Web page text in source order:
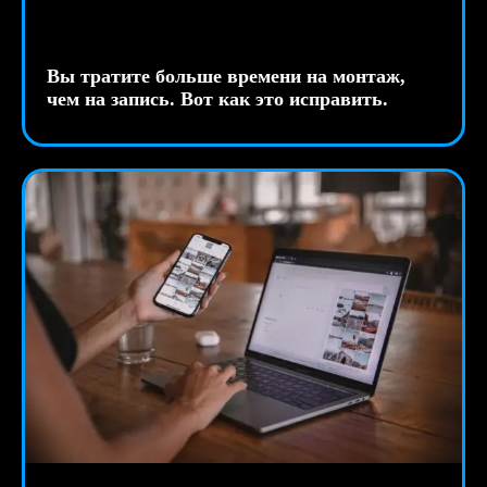
Вы тратите больше времени на монтаж,
чем на запись. Вот как это исправить.